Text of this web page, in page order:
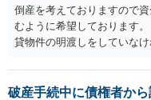
倒産を考えておりますので
むように希望しております
貸物件の明渡しをしていな
は必要でしょう。
破産手続中に債権者か